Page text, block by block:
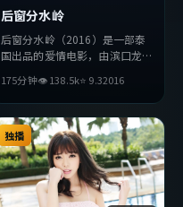
后窗分水岭
后窗分水岭（2016）是一部泰
国出品的爱情电影，由滨口龙介
·哈迪等主演。影片在叙事与
视听上力求突破，探讨人性与抉
择，节奏张弛有度，适合喜欢该
类型的观众完整观看。
175分钟👁138.5k⭐ 9.32016
独播